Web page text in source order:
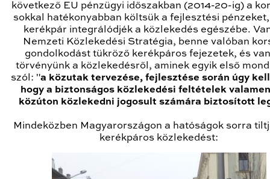
következő EU pénzügyi időszakban (2014-20-ig) a
sokkal hatékonyabban költsük a fejlesztési
kerékpár integrálódjék a közlekedés egészébe.
Nemzeti Közlekedési Stratégia, benne valóban
gondolkodást tükröző kerékpáros fejezetek, és
törvényünk a közlekedésről, aminek egyik első
szól: "a közutak tervezése, fejlesztése során úgy
hogy a biztonságos közlekedési feltételek
közúton közlekedni jogosult számára biztosított
Mindeközben Magyarországon a hatóságok sorra
kerékpáros közlekedést: